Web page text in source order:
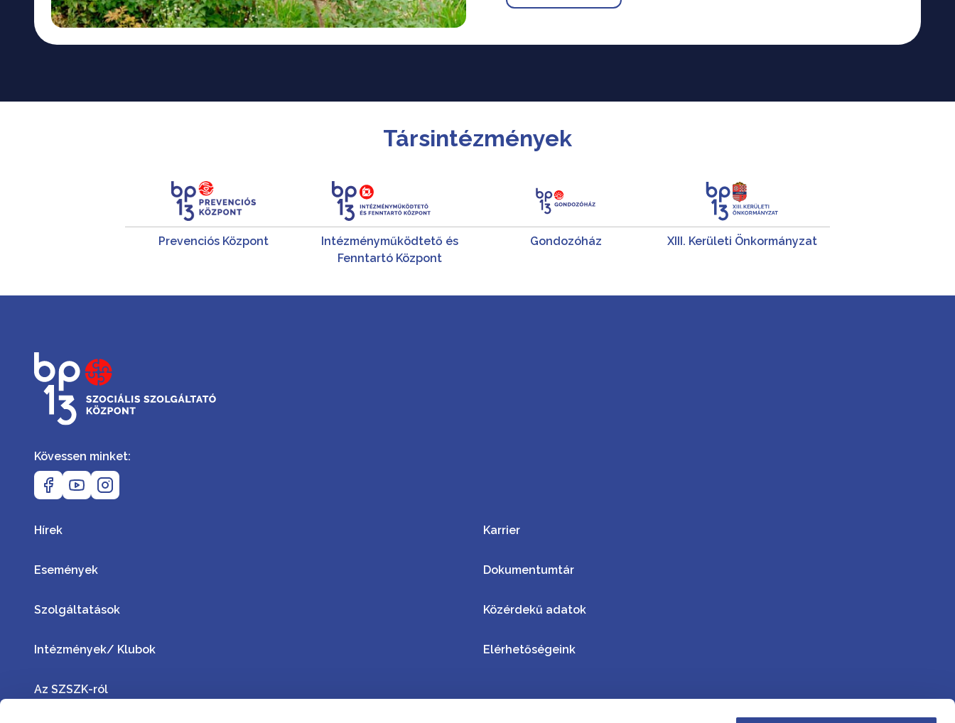
Társintézmények
Prevenciós Központ
Intézményműködtető és
Fenntartó Központ
Gondozóház XIII. Kerületi Önkormányzat
Kövessen minket:
Hírek
Események
Szolgáltatások
Intézmények/ Klubok
Az SZSZK-ról
Karrier
Dokumentumtár
Közérdekű adatok
Elérhetőségeink